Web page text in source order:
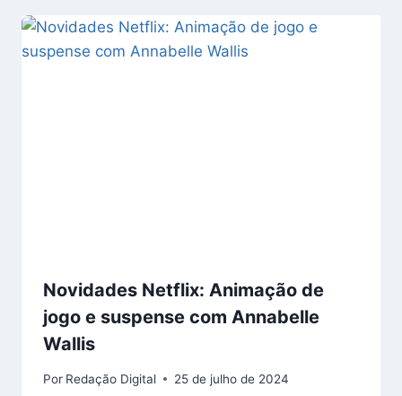
Novidades Netflix: Animação de
jogo e suspense com Annabelle
Wallis
Por Redação Digital 25 de julho de 2024